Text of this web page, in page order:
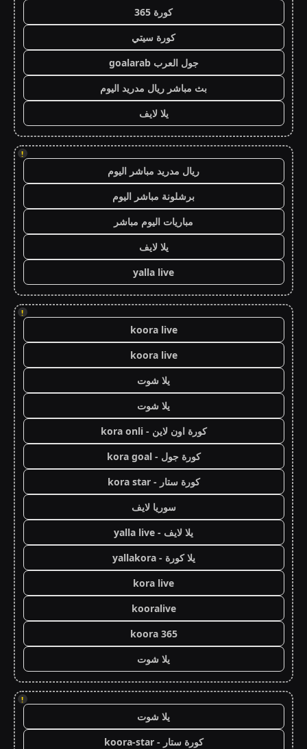
كورة 365
كورة سيتي
جول العرب goalarab
بث مباشر ريال مدريد اليوم
يلا لايف
!
ريال مدريد مباشر اليوم
برشلونة مباشر اليوم
مباريات اليوم مباشر
يلا لايف
yalla live
!
koora live
koora live
يلا شوت
يلا شوت
كورة اون لاين - kora onli
كورة جول - kora goal
كورة ستار - kora star
سوريا لايف
يلا لايف - yalla live
يلا كورة - yallakora
kora live
kooralive
koora 365
يلا شوت
!
يلا شوت
كورة ستار - koora-star